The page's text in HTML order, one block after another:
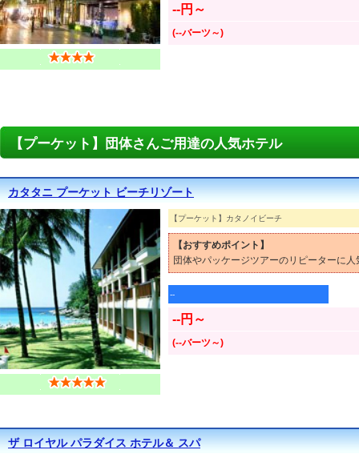
--円～
(--バーツ～)
【プーケット】団体さんご用達の人気ホテル
カタタニ プーケット ビーチリゾート
【プーケット】カタノイビーチ
【おすすめポイント】
団体やパッケージツアーのリピーターに
--
--円～
(--バーツ～)
ザ ロイヤル パラダイス ホテル＆ スパ